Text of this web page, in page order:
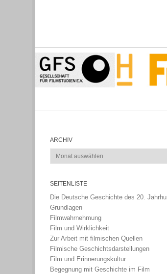
ARCHIV
Archiv
SEITENLISTE
Die Deutsche Geschichte des 20.
Grundlagen
Filmwahrnehmung
Film und Wirklichkeit
Zur Arbeit mit filmischen Quellen
Filmische Geschichtsdarstellungen
Film und Erinnerungskultur
Begegnung mit Geschichte im Film